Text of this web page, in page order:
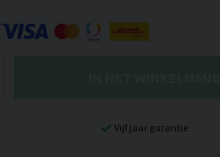
Vijf jaar garantie